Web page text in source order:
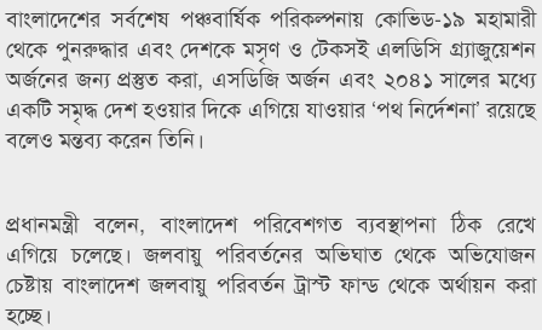
বাংলাদেশের সর্বশেষ পঞ্চবার্ষিক পরিকল্পনায় কোভিড-১৯ মহামারী
থেকে পুনরুদ্ধার এবং দেশকে মসৃণ ও টেকসই এলডিসি গ্র্যাজুয়েশন
অর্জনের জন্য প্রস্তুত করা, এসডিজি অর্জন এবং ২০৪১ সালের মধ্যে
একটি সমৃদ্ধ দেশ হওয়ার দিকে এগিয়ে যাওয়ার ‘পথ নির্দেশনা’ রয়েছে
বলেও মন্তব্য করেন তিনি।
প্রধানমন্ত্রী বলেন, বাংলাদেশ পরিবেশগত ব্যবস্থাপনা ঠিক রেখে
এগিয়ে চলেছে। জলবায়ু পরিবর্তনের অভিঘাত থেকে অভিযোজন
চেষ্টায় বাংলাদেশ জলবায়ু পরিবর্তন ট্রাস্ট ফান্ড থেকে অর্থায়ন করা
হচ্ছে।